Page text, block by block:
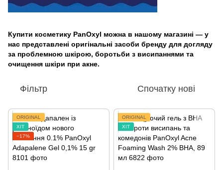
Купити косметику PanOxyl можна в нашому магазині — у
нас представлені оригінальні засоби бренду для догляду
за проблемною шкірою, боротьби з висипаннями та
очищення шкіри при акне.
Фільтр Спочатку нові
ORIGINAL
ХІТ
−17%
ORIGINAL
ХІТ